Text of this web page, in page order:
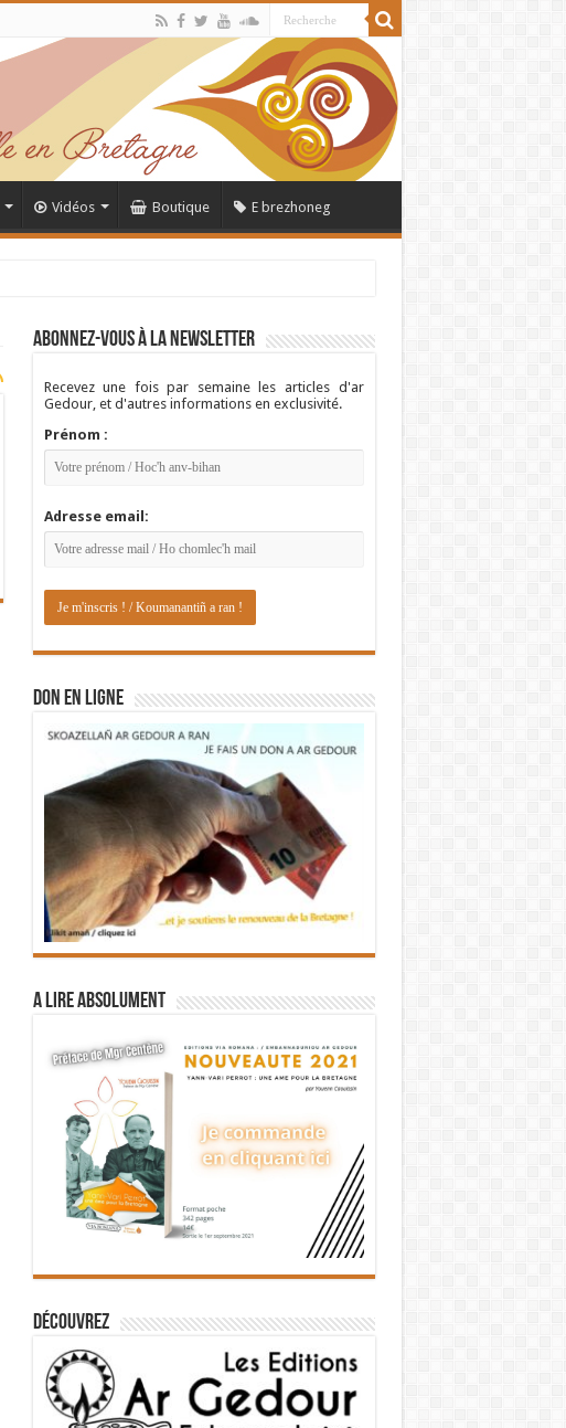
Vidéos Boutique E brezhoneg
Abonnez-vous à la newsletter
Recevez une fois par semaine les articles d'ar
Gedour, et d'autres informations en exclusivité.
Prénom :
Adresse email:
DON EN LIGNE
A lire absolument
Découvrez